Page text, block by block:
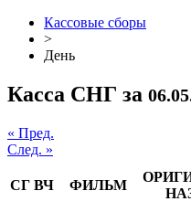
Кассовые сборы
>
День
Касса СНГ за
« Пред.
След. »
СГ ВЧ ФИЛЬМ